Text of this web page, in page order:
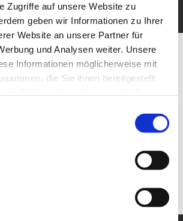
Zugriffe auf unsere Website zu
geben wir Informationen zu Ihrer
Website an unsere Partner für
und Analysen weiter. Unsere
Informationen möglicherweise mit
die Sie ihnen bereitgestellt